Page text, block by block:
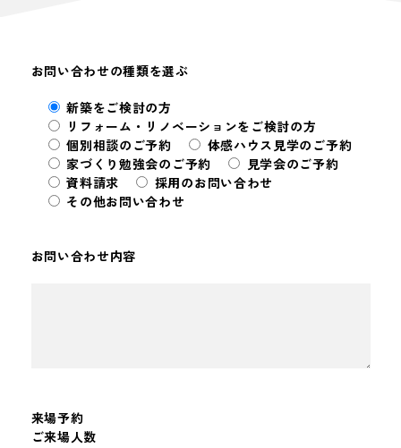
お問い合わせの種類を選ぶ
新築をご検討の方
リフォーム・リノベーションをご検討の方
個別相談のご予約
体感ハウス見学のご予約
家づくり勉強会のご予約
見学会のご予約
資料請求
採用のお問い合わせ
その他お問い合わせ
お問い合わせ内容
来場予約
ご来場人数